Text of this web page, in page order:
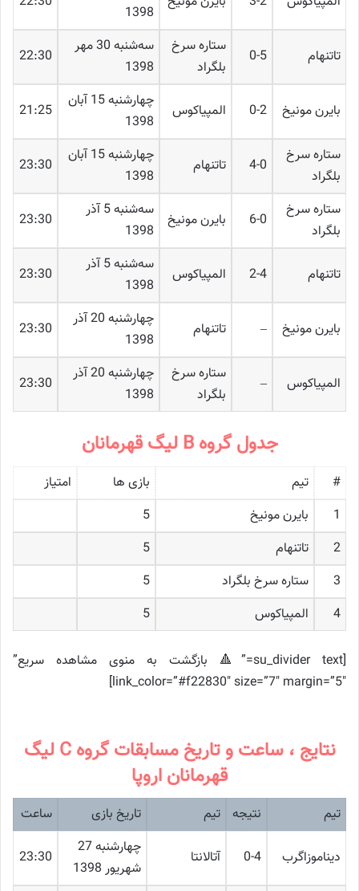
1398
تاتنهام 0-5
ستاره سرخ
بلگراد
ﺳﻪشنبه 30 مهر
1398
22:30
بایرن مونیخ 0-2 المپیاکوس
چهارشنبه 15 آبان
1398
21:25
ستاره سرخ
بلگراد
4-0 تاتنهام
چهارشنبه 15 آبان
1398
23:30
ستاره سرخ
بلگراد
6-0 بایرن مونیخ
ﺳﻪشنبه 5 آذر
1398
23:30
تاتنهام 2-4 المپیاکوس
ﺳﻪشنبه 5 آذر
1398
23:30
بایرن مونیخ – تاتنهام
چهارشنبه 20 آذر
1398
23:30
المپیاکوس –
ستاره سرخ
بلگراد
چهارشنبه 20 آذر
1398
23:30
جدول گروه B لیگ قهرمانان
# تیم بازی ها
امتیاز
1
بایرن مونیخ
5
2
تاتنهام
5
3
ستاره سرخ بلگراد
5
4
المپیاکوس 5
[su_divider text=”🔺 بازگشت به منوی مشاهده سریع”
link_color=”#f22830″ size=”7″ margin=”5″]
نتایج ، ساعت و تاریخ مسابقات گروه C لیگ
قهرمانان اروپا
تیم نتیجه تیم تاریخ بازی ساعت
دیناموزاگرب 0-4 آتالانتا
چهارشنبه 27
شهریور 1398
23:30